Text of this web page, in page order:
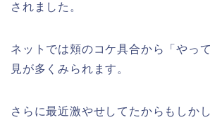
されました。
ネットでは頬のコケ具合から「やっ
見が多くみられます。
さらに最近激やせしてたからもしか